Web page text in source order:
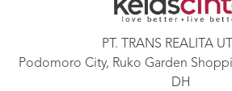
PT. TRANS REALITA
Podomoro City, Ruko Garden
DH